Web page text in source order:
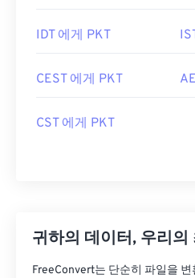
IDT 에게 PKT
CEST 에게 PKT
CST 에게 PKT
귀하의 데이터, 우리의
FreeConvert는 단순히 파일을